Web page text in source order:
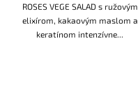
ROSES VEGE SALAD s ružovým
elixírom, kakaovým maslom a
keratínom intenzívne...